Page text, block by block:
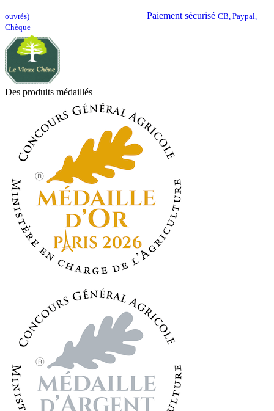
ouvrés) Paiement sécurisé CB, Paypal,
Chèque
Des produits médaillés